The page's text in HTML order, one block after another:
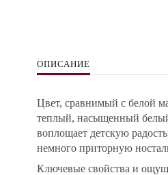
ОПИСАНИЕ
Цвет, сравнимый с белой
теплый, насыщенный
воплощает детскую
немного приторную
Ключевые свойства и